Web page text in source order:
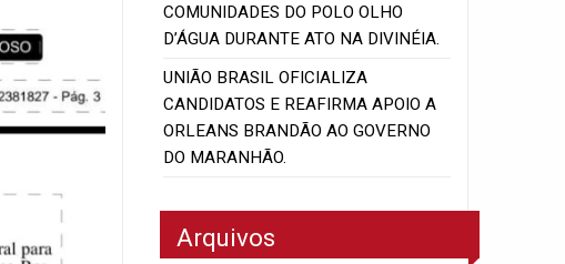
COMUNIDADES DO POLO OLHO
D’ÁGUA DURANTE ATO NA DIVINÉIA.
UNIÃO BRASIL OFICIALIZA
CANDIDATOS E REAFIRMA APOIO A
ORLEANS BRANDÃO AO GOVERNO
DO MARANHÃO.
Arquivos